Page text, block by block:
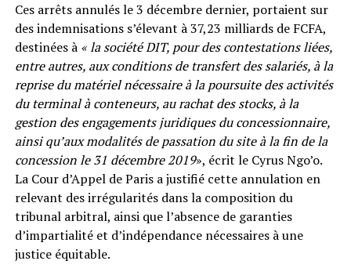
Ces arrêts annulés le 3 décembre dernier, portaient sur
des indemnisations s’élevant à 37,23 milliards de FCFA,
destinées à « la société DIT, pour des contestations liées,
entre autres, aux conditions de transfert des salariés, à la
reprise du matériel nécessaire à la poursuite des activités
du terminal à conteneurs, au rachat des stocks, à la
gestion des engagements juridiques du concessionnaire,
ainsi qu’aux modalités de passation du site à la fin de la
concession le 31 décembre 2019», écrit le Cyrus Ngo’o.
La Cour d’Appel de Paris a justifié cette annulation en
relevant des irrégularités dans la composition du
tribunal arbitral, ainsi que l’absence de garanties
d’impartialité et d’indépendance nécessaires à une
justice équitable.